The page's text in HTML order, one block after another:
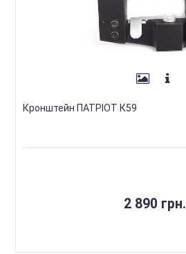
Кронштейн ПАТРІОТ К59
2 890 грн.